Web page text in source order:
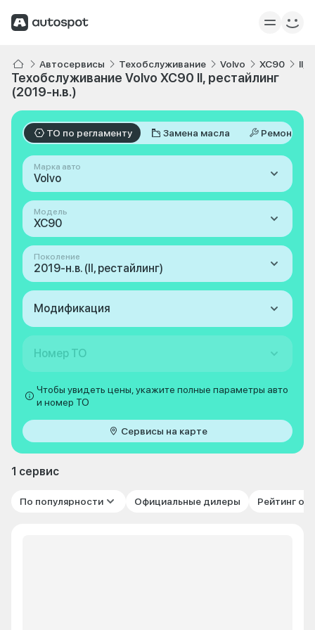
Автосервисы Техобслуживание Volvo XC90 II,
Техобслуживание Volvo XC90 II, рестайлинг
(2019-н.в.)
ТО по регламенту Замена масла Ремонт
Марка авто
Volvo
Модель
XC90
Поколение
2019-н.в. (II, рестайлинг)
Модификация
Номер ТО
Чтобы увидеть цены, укажите полные параметры авто
и номер ТО
Сервисы на карте
1 сервис
По популярности Официальные дилеры Рейтинг